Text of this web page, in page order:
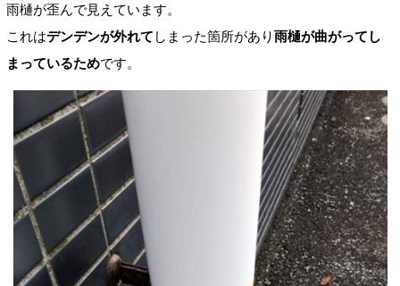
雨樋が歪んで見えています。
これはデンデンが外れて しまった箇所があり雨樋が曲がってし
まっているためです。